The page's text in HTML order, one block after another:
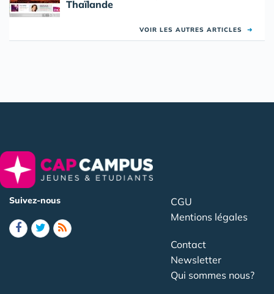
Thaïlande
VOIR LES AUTRES ARTICLES ➜
Suivez-nous
CGU
Mentions légales
Contact
Newsletter
Qui sommes nous?